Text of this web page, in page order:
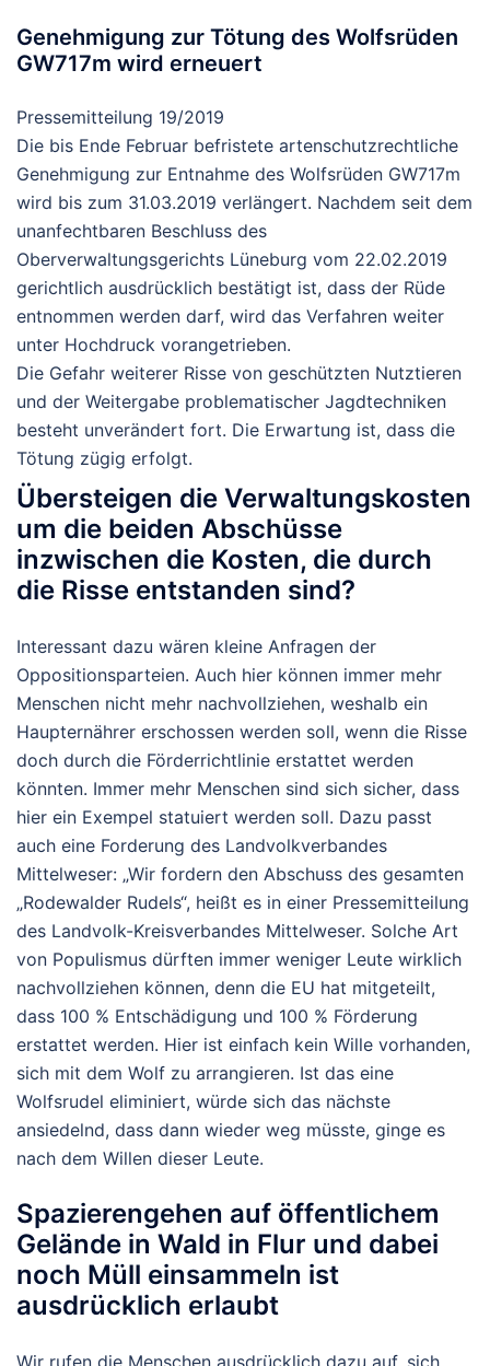
Genehmigung zur Tötung des Wolfsrüden
GW717m wird erneuert
Pressemitteilung 19/2019
Die bis Ende Februar befristete artenschutzrechtliche
Genehmigung zur Entnahme des Wolfsrüden GW717m
wird bis zum 31.03.2019 verlängert. Nachdem seit dem
unanfechtbaren Beschluss des
Oberverwaltungsgerichts Lüneburg vom 22.02.2019
gerichtlich ausdrücklich bestätigt ist, dass der Rüde
entnommen werden darf, wird das Verfahren weiter
unter Hochdruck vorangetrieben.
Die Gefahr weiterer Risse von geschützten Nutztieren
und der Weitergabe problematischer Jagdtechniken
besteht unverändert fort. Die Erwartung ist, dass die
Tötung zügig erfolgt.
Übersteigen die Verwaltungskosten
um die beiden Abschüsse
inzwischen die Kosten, die durch
die Risse entstanden sind?
Interessant dazu wären kleine Anfragen der
Oppositionsparteien. Auch hier können immer mehr
Menschen nicht mehr nachvollziehen, weshalb ein
Haupternährer erschossen werden soll, wenn die Risse
doch durch die Förderrichtlinie erstattet werden
könnten. Immer mehr Menschen sind sich sicher, dass
hier ein Exempel statuiert werden soll. Dazu passt
auch eine Forderung des Landvolkverbandes
Mittelweser: „Wir fordern den Abschuss des gesamten
„Rodewalder Rudels“, heißt es in einer Pressemitteilung
des Landvolk-Kreisverbandes Mittelweser. Solche Art
von Populismus dürften immer weniger Leute wirklich
nachvollziehen können, denn die EU hat mitgeteilt,
dass 100 % Entschädigung und 100 % Förderung
erstattet werden. Hier ist einfach kein Wille vorhanden,
sich mit dem Wolf zu arrangieren. Ist das eine
Wolfsrudel eliminiert, würde sich das nächste
ansiedelnd, dass dann wieder weg müsste, ginge es
nach dem Willen dieser Leute.
Spazierengehen auf öffentlichem
Gelände in Wald in Flur und dabei
noch Müll einsammeln ist
ausdrücklich erlaubt